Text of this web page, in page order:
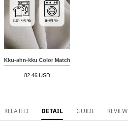
Kku-ahn-kku Color Matching Banding Pants
82.46 USD
RELATED DETAIL GUIDE REVIEW